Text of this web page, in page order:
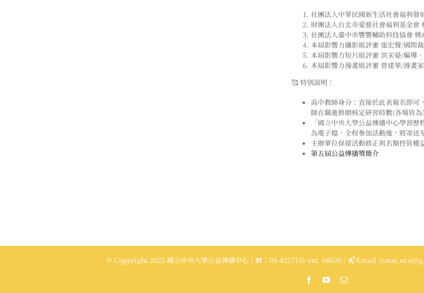
社團法人中華民國新生活社會福利發
財團法人台北市愛慈社會福利基金會
社團法人臺中市響響輔助科技協會 姚
本屆影響力攝影組評審 張宏聲/國際
本屆影響力短片組評審 洪宋晏/編導
本屆影響力漫畫組評審 曾建華/漫畫
🥰 特別說明：
高中教師身分：直接於此表報名即
師在職進修網核定研習時數(各場皆
「國立中央大學公益傳播中心學習
為電子檔，全程參加活動後，將寄送
主辦單位保留活動修正與名額控管權
第五屆公益傳播獎簡介
© Copyright 2025 國立中央大學公益傳播中心｜☎：03-4227151 ext. 66020｜📬Email
FacebookYouTubeEmail